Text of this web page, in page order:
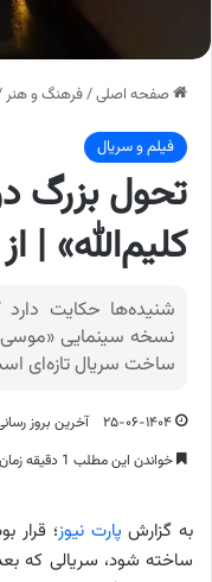
صفحه اصلی/فرهنگ و هنر
فیلم و سریال
تحول بزرگ
کلیم‌الله» |
شنیده‌ها حکایت دارد
نسخه سینمایی «موسی
ساخت سریال تازه‌ای
۲۵-۰۶-۱۴۰۴
آخرین بروز رسانی : ۲۵-۰۶-
خواندن این مطلب 1 دقیقه زمان میبرد
به گزارش پارت نیوز